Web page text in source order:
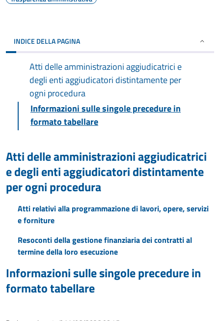
INDICE DELLA PAGINA
Atti delle amministrazioni aggiudicatrici e
degli enti aggiudicatori distintamente per
ogni procedura
Informazioni sulle singole precedure in
formato tabellare
Atti delle amministrazioni aggiudicatrici
e degli enti aggiudicatori distintamente
per ogni procedura
Atti relativi alla programmazione di lavori, opere, servizi
e forniture
Resoconti della gestione finanziaria dei contratti al
termine della loro esecuzione
Informazioni sulle singole precedure in
formato tabellare